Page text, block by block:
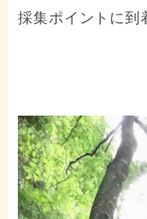
採集ポイントに到